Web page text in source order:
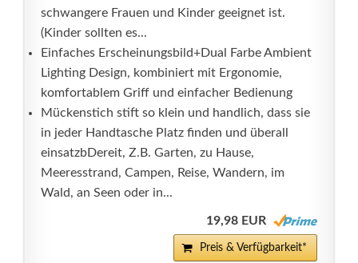
schwangere Frauen und Kinder geeignet ist.
(Kinder sollten es...
Einfaches Erscheinungsbild+Dual Farbe Ambient
Lighting Design, kombiniert mit Ergonomie,
komfortablem Griff und einfacher Bedienung
Mückenstich stift so klein und handlich, dass sie
in jeder Handtasche Platz finden und überall
einsatzbDereit, Z.B. Garten, zu Hause,
Meeresstrand, Campen, Reise, Wandern, im
Wald, an Seen oder in...
19,98 EUR
Preis & Verfügbarkeit*